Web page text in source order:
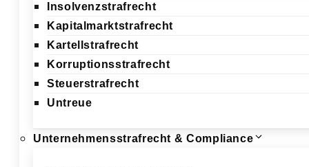
Insolvenzstrafrecht
Kapitalmarktstrafrecht
Kartellstrafrecht
Korruptionsstrafrecht
Steuerstrafrecht
Untreue
Unternehmensstrafrecht & Compliance